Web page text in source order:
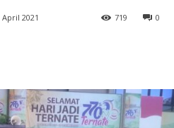
2021 0
719